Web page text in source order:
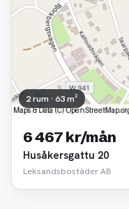
2 rum · 63 m²
6 467 kr/mån
Husåkersgattu 20
Leksandsbostäder AB